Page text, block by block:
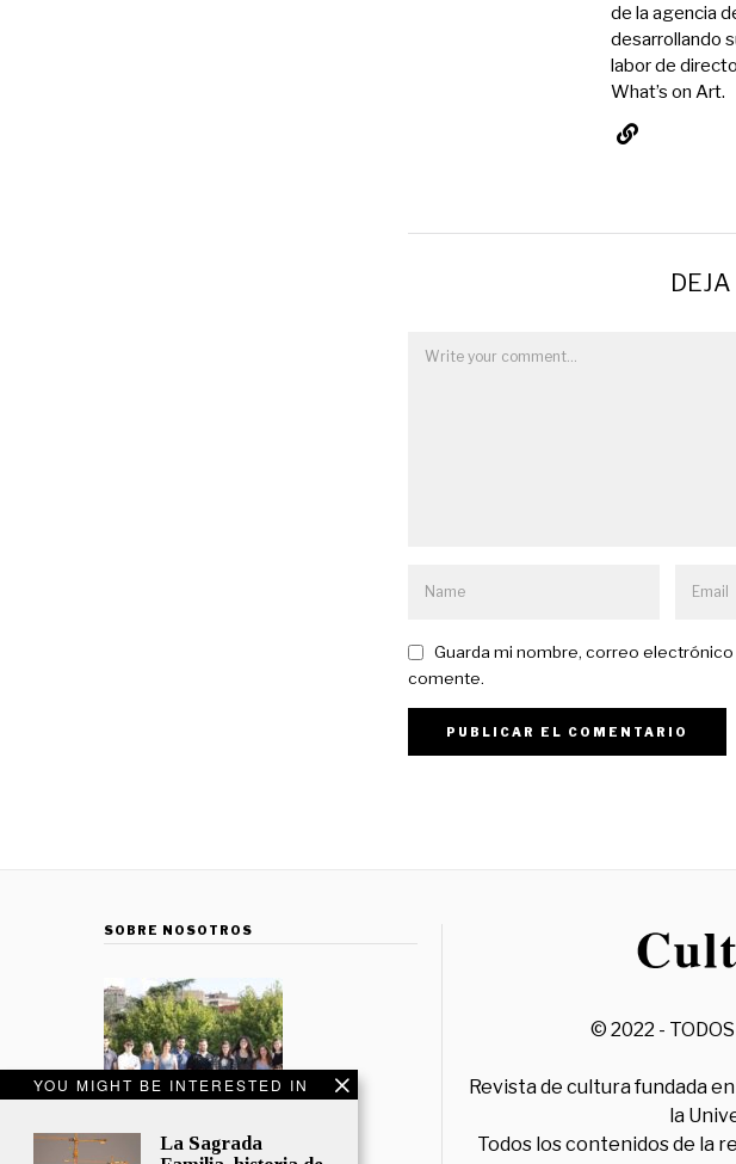
de la agencia
desarrollando
labor de
What’s on Art.
Guarda mi nombre, correo
comente.
YOU MIGHT BE INTERESTED IN
La Sagrada
SOBRE NOSOTROS
© 2022 - TODOS
Revista de cultura fundada
la
Todos los contenidos de la